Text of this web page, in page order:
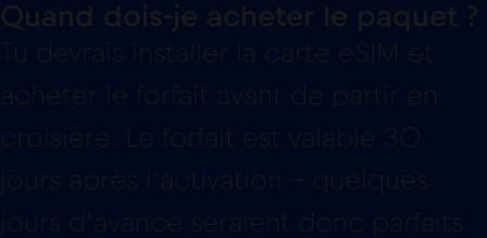
Quand dois-je acheter le paquet ?
Tu devrais installer la carte eSIM et
acheter le forfait avant de partir en
croisière. Le forfait est valable 30
jours après l’activation – quelques
jours d’avance seraient donc parfaits.